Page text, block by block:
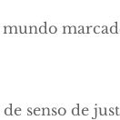
senso de